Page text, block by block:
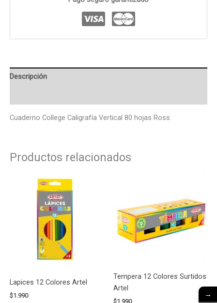
Descripción
Cuaderno College Caligrafía Vertical 80 hojas Ross
Productos relacionados
Lapices 12 Colores Artel
$1.990
Tempera 12 Colores Surtidos
Artel
$1.990
→